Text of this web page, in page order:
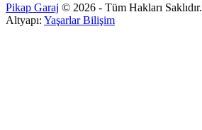
Pikap Garaj © 2026 - Tüm Hakları Saklıdır.
Altyapı: Yaşarlar Bilişim